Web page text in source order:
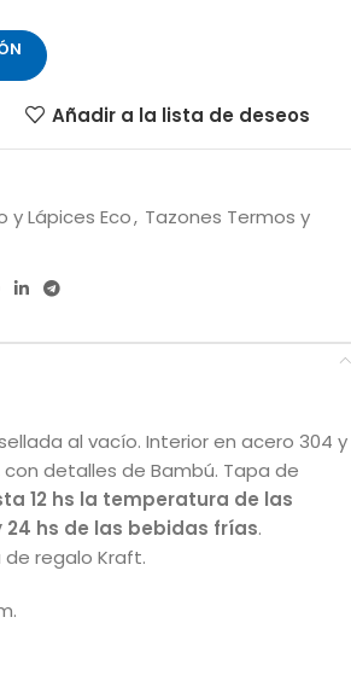
Añadir a la lista de deseos
y Lápices Eco, Tazones Termos y
al vacío. Interior en acero 304 y
con detalles de Bambú. Tapa de
12 hs la temperatura de las
hs de las bebidas frías.
regalo Kraft.